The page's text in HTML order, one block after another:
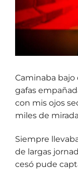
Caminaba bajo
gafas
con mis ojos
miles de
Siempre
de largas
cesó pude